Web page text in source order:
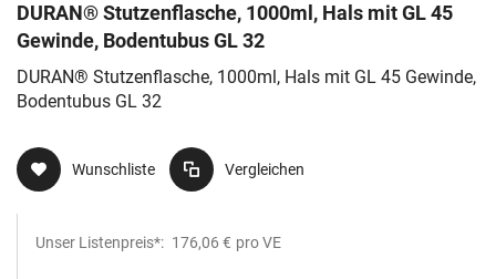
DURAN® Stutzenflasche, 1000ml, Hals mit GL 45
Gewinde, Bodentubus GL 32
DURAN® Stutzenflasche, 1000ml, Hals mit GL 45 Gewinde,
Bodentubus GL 32
Wunschliste Vergleichen
Unser Listenpreis*: 176,06 € pro VE